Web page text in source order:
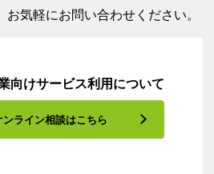
気軽にお問い合わせください。
向けサービス利用について
ンライン相談はこちら